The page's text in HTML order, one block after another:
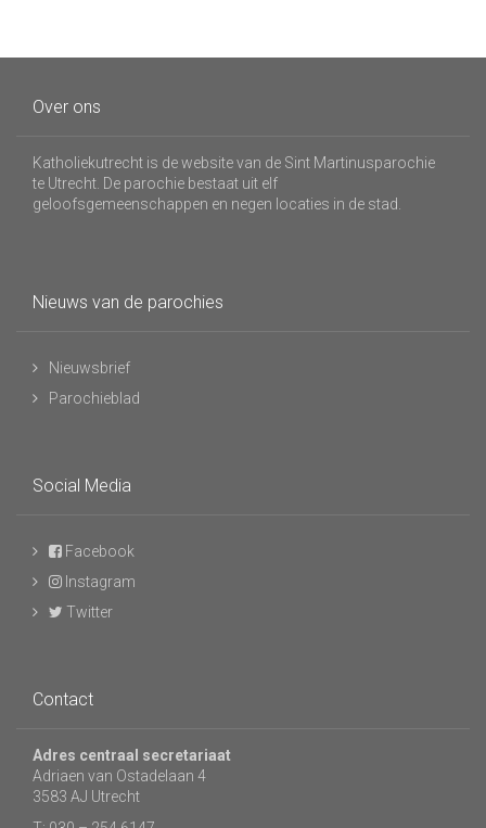
Over ons
Katholiekutrecht is de website van de Sint Martinusparochie
te Utrecht. De parochie bestaat uit elf
geloofsgemeenschappen en negen locaties in de stad.
Nieuws van de parochies
Nieuwsbrief
Parochieblad
Social Media
Facebook
Instagram
Twitter
Contact
Adres centraal secretariaat
Adriaen van Ostadelaan 4
3583 AJ Utrecht